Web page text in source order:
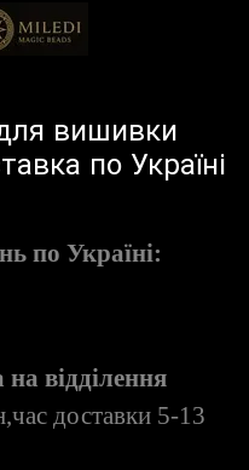
вишивки
по Україні
по Україні:
відділення
,час доставки 5-13